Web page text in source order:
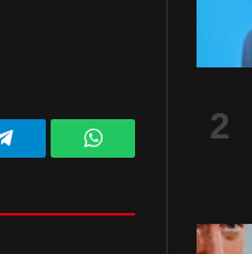
Telegram WhatsApp